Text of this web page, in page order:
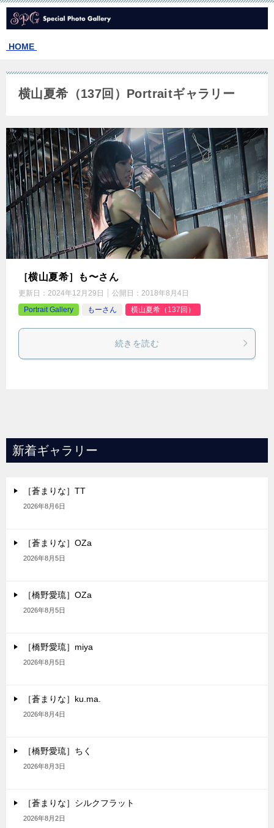
HOME
横山夏希（137回）Portraitギャラリー
［横山夏希］も〜さん
更新日： 2024年12月29日 公開日： 2018年8月4日
Portrait Gallery
もーさん 横山夏希（137回）
続きを読む
新着ギャラリー
［蒼まりな］TT
2026年8月6日
［蒼まりな］OZa
2026年8月5日
［橋野愛琉］OZa
2026年8月5日
［橋野愛琉］miya
2026年8月5日
［蒼まりな］ku.ma.
2026年8月4日
［橋野愛琉］ちく
2026年8月3日
［蒼まりな］シルクフラット
2026年8月2日